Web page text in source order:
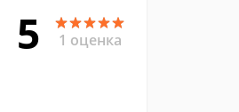
5 1 оценка